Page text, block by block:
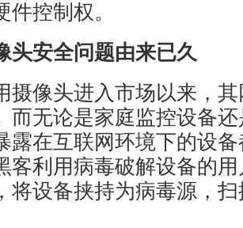
件控制权。
头安全问题由来已久
像头进入市场以来，其
而无论是家庭监控设备
露在互联网环境下的设
客利用病毒破解设备的
将设备挟持为病毒源，